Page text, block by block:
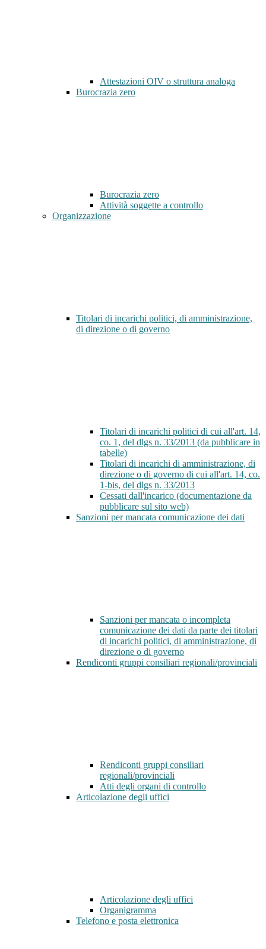
Attestazioni OIV o struttura analoga
Burocrazia zero
Burocrazia zero
Attività soggette a controllo
Organizzazione
Titolari di incarichi politici, di amministrazione,
di direzione o di governo
Titolari di incarichi politici di cui all'art. 14,
co. 1, del dlgs n. 33/2013 (da pubblicare in
tabelle)
Titolari di incarichi di amministrazione, di
direzione o di governo di cui all'art. 14, co.
1-bis, del dlgs n. 33/2013
Cessati dall'incarico (documentazione da
pubblicare sul sito web)
Sanzioni per mancata comunicazione dei dati
Sanzioni per mancata o incompleta
comunicazione dei dati da parte dei titolari
di incarichi politici, di amministrazione, di
direzione o di governo
Rendiconti gruppi consiliari regionali/provinciali
Rendiconti gruppi consiliari
regionali/provinciali
Atti degli organi di controllo
Articolazione degli uffici
Articolazione degli uffici
Organigramma
Telefono e posta elettronica